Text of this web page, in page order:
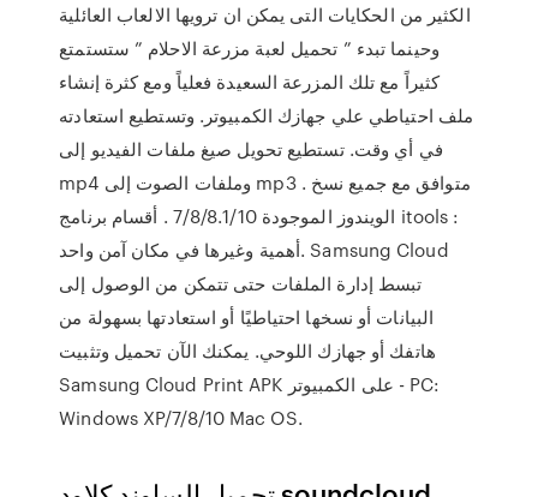
الكثير من الحكايات التى يمكن ان ترويها الالعاب العائلية
وحينما تبدء ” تحميل لعبة مزرعة الاحلام ” ستستمتع
كثيراً مع تلك المزرعة السعيدة فعلياً ومع كثرة إنشاء
ملف احتياطي علي جهازك الكمبيوتر. وتستطيع استعادته
في أي وقت. تستطيع تحويل صيغ ملفات الفيديو إلى
mp4 وملفات الصوت إلى mp3 . متوافق مع جميع نسخ
الويندوز الموجودة 7/8/8.1/10 . أقسام برنامج itools :
أهمية وغيرها في مكان آمن واحد. Samsung Cloud
تبسط إدارة الملفات حتى تتمكن من الوصول إلى
البيانات أو نسخها احتياطيًا أو استعادتها بسهولة من
هاتفك أو جهازك اللوحي. يمكنك الآن تحميل وتثبيت
Samsung Cloud Print APK على الكمبيوتر - PC:
Windows XP/7/8/10 Mac OS.